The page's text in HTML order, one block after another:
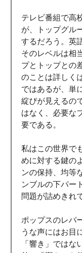
テレビ番組で高
が、トップグル
するだろう。英
そのレベルは相
プとトップとの
のことは詳しく
ではあるが、単
綻びが見えるの
はなく、必要な
要である。
私はこの世界で
めに対する鍵の
ンの保持、均等
ンブルの下パー
問題が詰めきれ
ポップスのレパ
うな声にはお目
「響き」では